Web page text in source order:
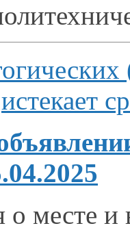
истекает
месте и